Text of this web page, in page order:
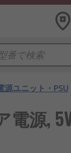
源ユニット・PSU
電源,